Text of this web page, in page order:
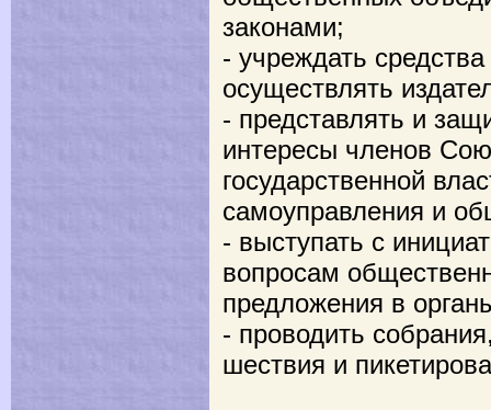
законами;
- учреждать
осуществлять
- представлять и
интересы членов
государственной
самоуправления и
- выступать с
вопросам
предложения в
- проводить
шествия и